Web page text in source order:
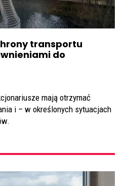
transportu
do
mają otrzymać
i – w określonych sytuacjach